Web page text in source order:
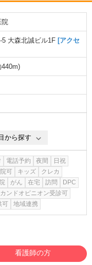
院
大森北誠ビル1F [アクセ
)
から探す
電話予約 夜間
日祝
可 キッズ
クレカ
がん 在宅 訪問
DPC
ンドオピニオン受診可
可
地域連携
看護師の方